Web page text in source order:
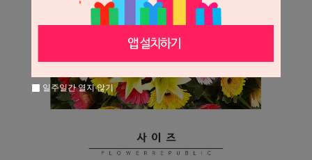
일주일간 열지 않기